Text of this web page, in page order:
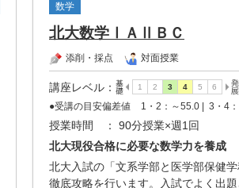
数学
北大数学ⅠＡⅡＢＣ
添削・採点 対面授業
講座レベル ：
●受講の目安偏差値 1・2：～55.0 | 3・4
授業時間
： 90分授業×週1回
北大現役合格に必要な数学力を養成
北大入試の「文系学部と医学部保健
徹底攻略を行います。入試でよく出